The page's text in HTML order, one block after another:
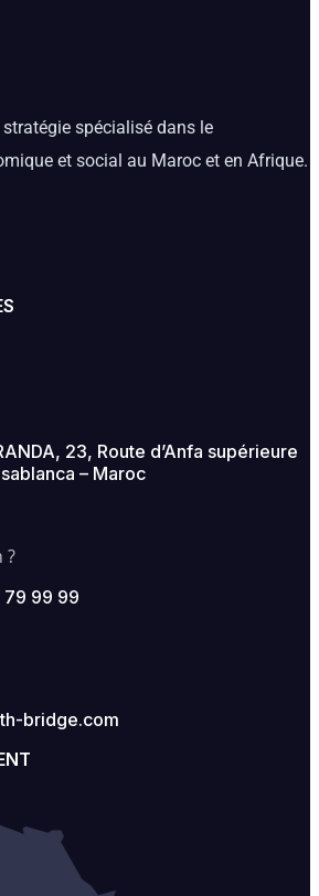
spécialisé dans le
et social au Maroc et en Afrique.
23, Route d’Anfa supérieure
– Maroc
?
79 99 99
bridge.com